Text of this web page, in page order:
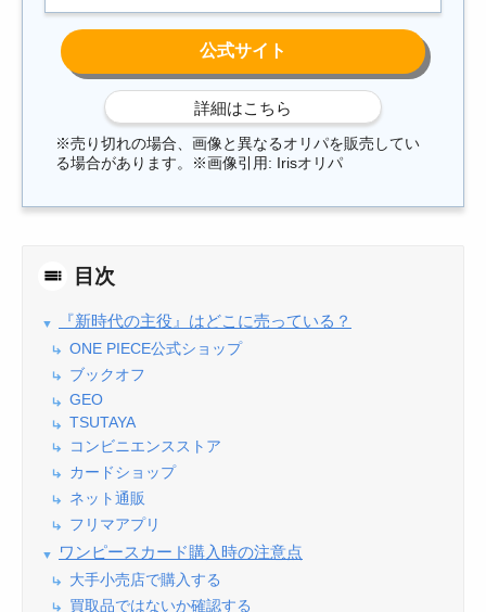
※売り切れの場合、画像と異なるオリパを販売してい
る場合があります。※画像引用: Irisオリパ
目次
『新時代の主役』はどこに売っている？
ONE PIECE公式ショップ
ブックオフ
GEO
TSUTAYA
コンビニエンスストア
カードショップ
ネット通販
フリマアプリ
ワンピースカード購入時の注意点
大手小売店で購入する
買取品ではないか確認する